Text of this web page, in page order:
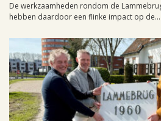
De werkzaamheden rondom de
hebben daardoor een flinke impact op de...